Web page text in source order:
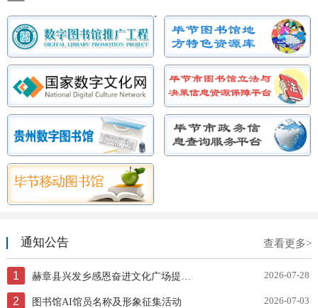
通知公告 查看更多>
1 2026-07-28
2 图书馆AI馆员名称及形象征集活动 2026-07-03